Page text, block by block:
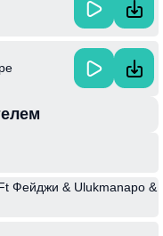
Фейджи & Ulukmanapo &